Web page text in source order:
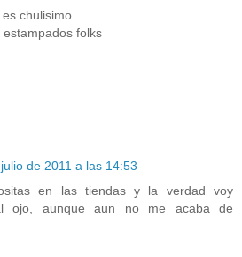
chulisimo
folks
de 2011 a las 14:53
en las tiendas y la verdad voy
ojo, aunque aun no me acaba de